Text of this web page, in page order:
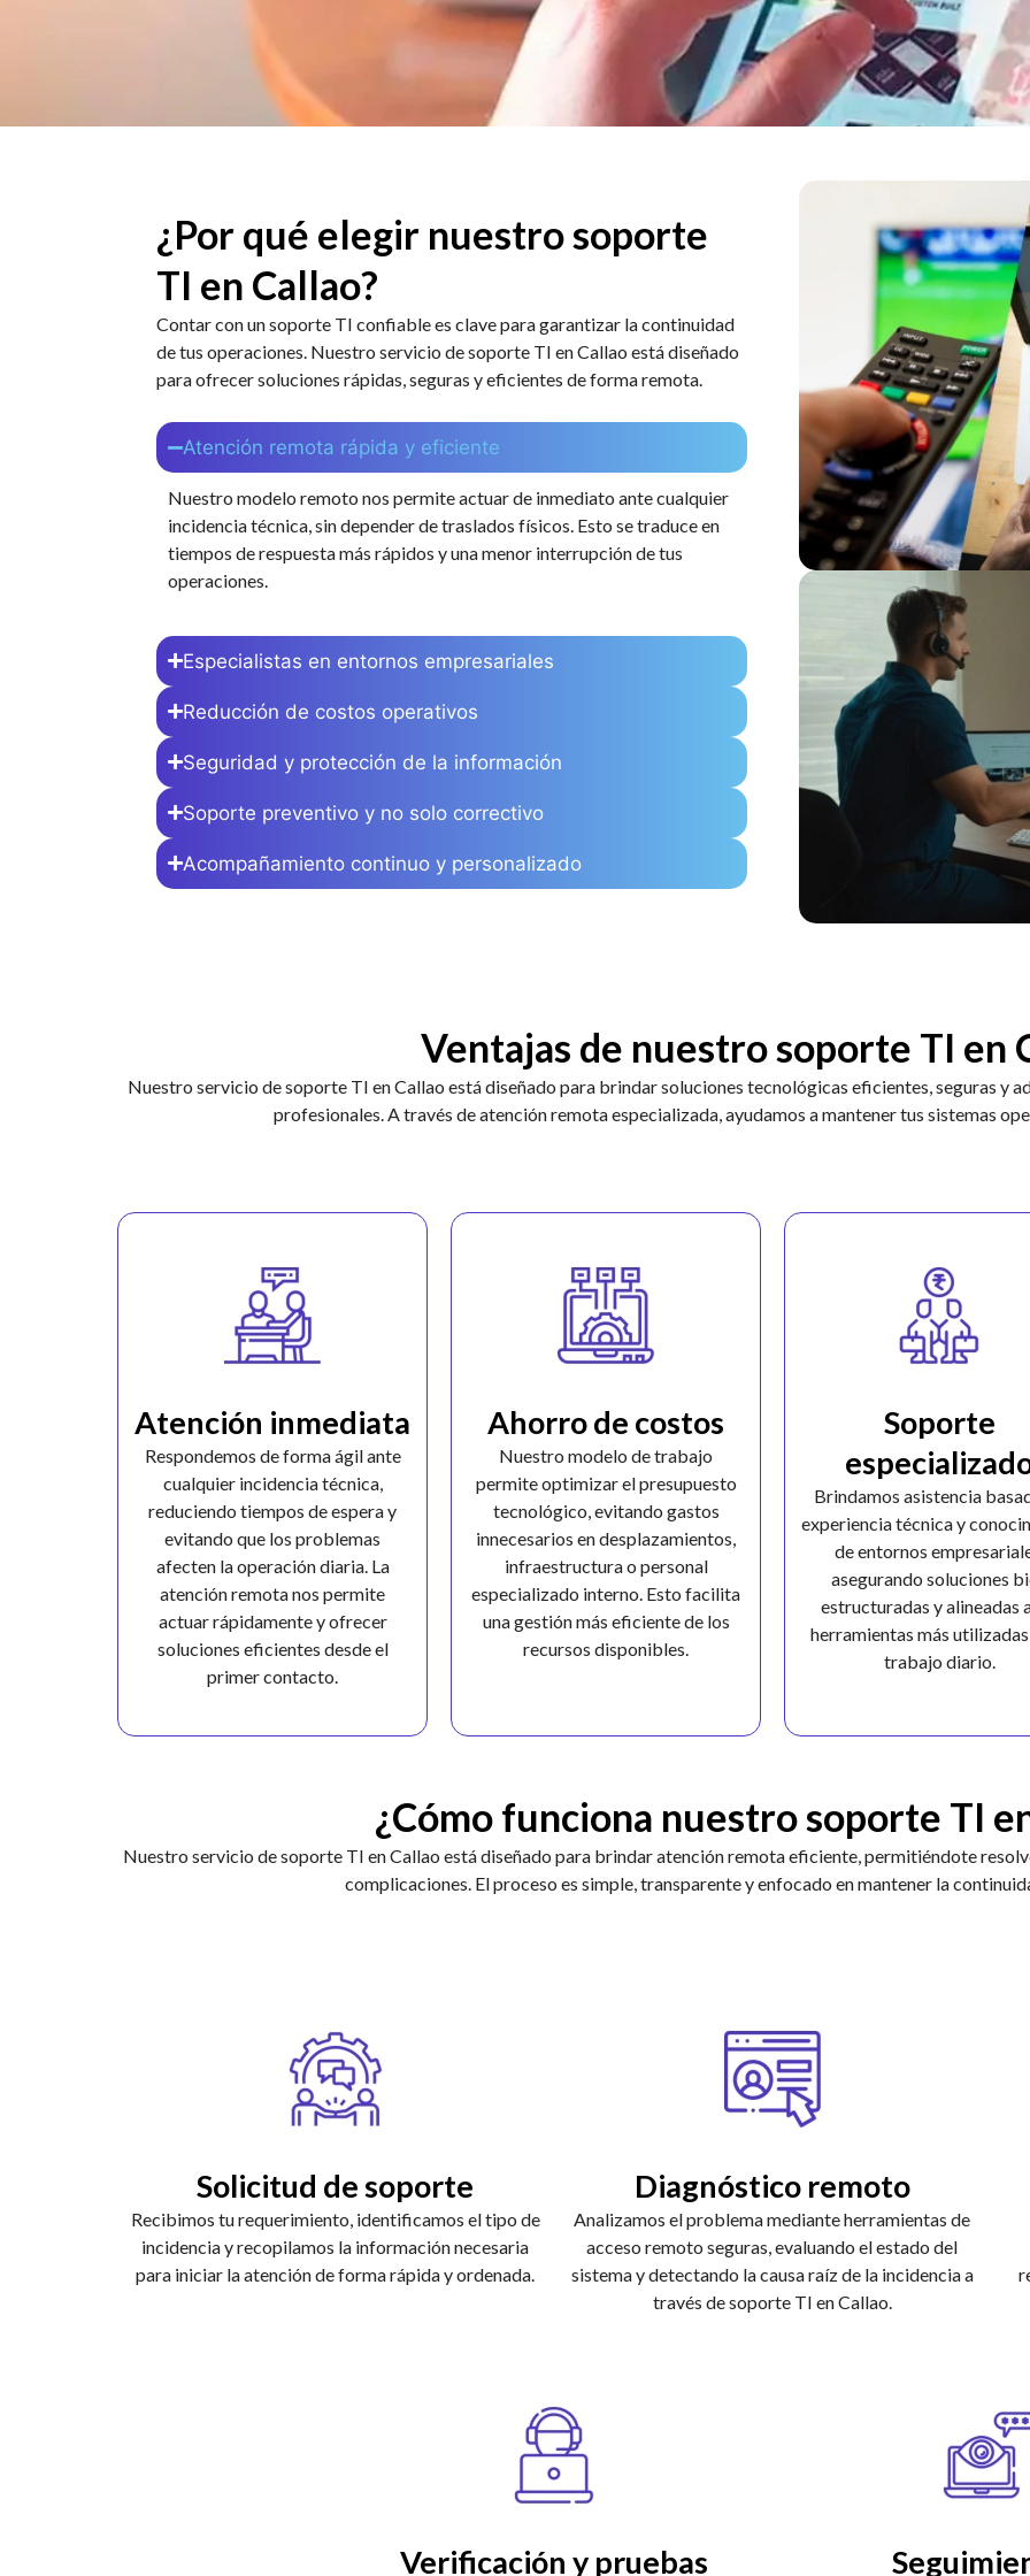
¿Por qué elegir nuestro soporte
TI en Callao?
Contar con un soporte TI confiable es clave para garantizar la continuidad
de tus operaciones. Nuestro servicio de soporte TI en Callao está diseñado
para ofrecer soluciones rápidas, seguras y eficientes de forma remota.
Atención remota rápida y eficiente
Nuestro modelo remoto nos permite actuar de inmediato ante cualquier
incidencia técnica, sin depender de traslados físicos. Esto se traduce en
tiempos de respuesta más rápidos y una menor interrupción de tus
operaciones.
Especialistas en entornos empresariales
Reducción de costos operativos
Seguridad y protección de la información
Soporte preventivo y no solo correctivo
Acompañamiento continuo y personalizado
Ventajas de nuestro soporte TI en
Nuestro servicio de soporte TI en Callao está diseñado para brindar soluciones tecnológicas eficientes, seguras y
profesionales. A través de atención remota especializada, ayudamos a mantener tus sistemas
Atención inmediata
Respondemos de forma ágil ante
cualquier incidencia técnica,
reduciendo tiempos de espera y
evitando que los problemas
afecten la operación diaria. La
atención remota nos permite
actuar rápidamente y ofrecer
soluciones eficientes desde el
primer contacto.
Ahorro de costos
Nuestro modelo de trabajo
permite optimizar el presupuesto
tecnológico, evitando gastos
innecesarios en desplazamientos,
infraestructura o personal
especializado interno. Esto facilita
una gestión más eficiente de los
recursos disponibles.
Soporte
Brindamos asistencia
experiencia técnica y
de entornos
asegurando soluciones
estructuradas y alineadas
herramientas más utilizadas
trabajo diario.
¿Cómo funciona nuestro soporte TI
Nuestro servicio de soporte TI en Callao está diseñado para brindar atención remota eficiente, permitiéndote
complicaciones. El proceso es simple, transparente y enfocado en mantener la
Solicitud de soporte
Recibimos tu requerimiento, identificamos el tipo de
incidencia y recopilamos la información necesaria
para iniciar la atención de forma rápida y ordenada.
Diagnóstico remoto
Analizamos el problema mediante herramientas de
acceso remoto seguras, evaluando el estado del
sistema y detectando la causa raíz de la incidencia a
través de soporte TI en Callao.
Verificación y pruebas